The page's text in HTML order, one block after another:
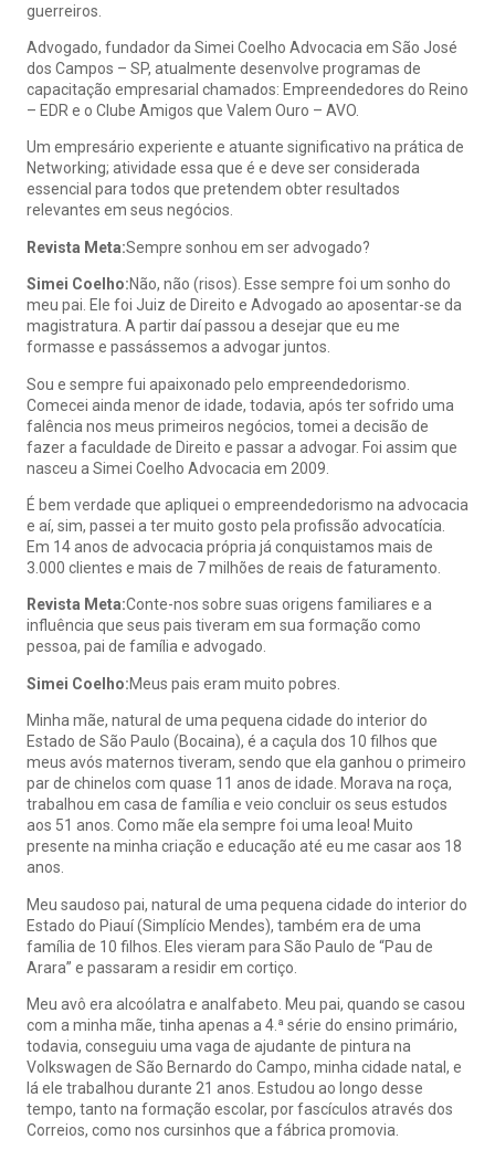
guerreiros.
Advogado, fundador da Simei Coelho Advocacia em São José
dos Campos – SP, atualmente desenvolve programas de
capacitação empresarial chamados: Empreendedores do Reino
– EDR e o Clube Amigos que Valem Ouro – AVO.
Um empresário experiente e atuante significativo na prática de
Networking; atividade essa que é e deve ser considerada
essencial para todos que pretendem obter resultados
relevantes em seus negócios.
Revista Meta:Sempre sonhou em ser advogado?
Simei Coelho:Não, não (risos). Esse sempre foi um sonho do
meu pai. Ele foi Juiz de Direito e Advogado ao aposentar-se da
magistratura. A partir daí passou a desejar que eu me
formasse e passássemos a advogar juntos.
Sou e sempre fui apaixonado pelo empreendedorismo.
Comecei ainda menor de idade, todavia, após ter sofrido uma
falência nos meus primeiros negócios, tomei a decisão de
fazer a faculdade de Direito e passar a advogar. Foi assim que
nasceu a Simei Coelho Advocacia em 2009.
É bem verdade que apliquei o empreendedorismo na advocacia
e aí, sim, passei a ter muito gosto pela profissão advocatícia.
Em 14 anos de advocacia própria já conquistamos mais de
3.000 clientes e mais de 7 milhões de reais de faturamento.
Revista Meta:Conte-nos sobre suas origens familiares e a
influência que seus pais tiveram em sua formação como
pessoa, pai de família e advogado.
Simei Coelho:Meus pais eram muito pobres.
Minha mãe, natural de uma pequena cidade do interior do
Estado de São Paulo (Bocaina), é a caçula dos 10 filhos que
meus avós maternos tiveram, sendo que ela ganhou o primeiro
par de chinelos com quase 11 anos de idade. Morava na roça,
trabalhou em casa de família e veio concluir os seus estudos
aos 51 anos. Como mãe ela sempre foi uma leoa! Muito
presente na minha criação e educação até eu me casar aos 18
anos.
Meu saudoso pai, natural de uma pequena cidade do interior do
Estado do Piauí (Simplício Mendes), também era de uma
família de 10 filhos. Eles vieram para São Paulo de “Pau de
Arara” e passaram a residir em cortiço.
Meu avô era alcoólatra e analfabeto. Meu pai, quando se casou
com a minha mãe, tinha apenas a 4.ª série do ensino primário,
todavia, conseguiu uma vaga de ajudante de pintura na
Volkswagen de São Bernardo do Campo, minha cidade natal, e
lá ele trabalhou durante 21 anos. Estudou ao longo desse
tempo, tanto na formação escolar, por fascículos através dos
Correios, como nos cursinhos que a fábrica promovia.